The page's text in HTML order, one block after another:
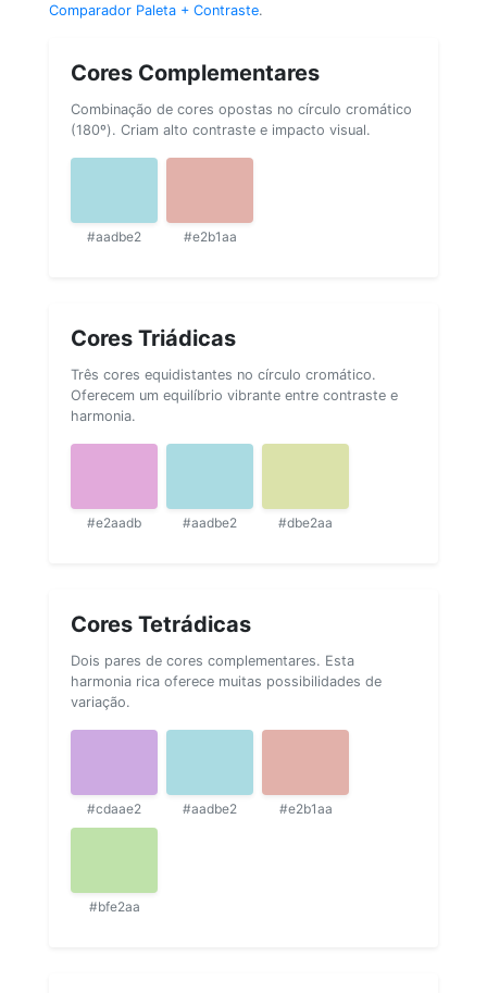
Comparador Paleta + Contraste.
Cores Complementares
Combinação de cores opostas no círculo cromático
(180º). Criam alto contraste e impacto visual.
#aadbe2 #e2b1aa
Cores Triádicas
Três cores equidistantes no círculo cromático.
Oferecem um equilíbrio vibrante entre contraste e
harmonia.
#e2aadb #aadbe2 #dbe2aa
Cores Tetrádicas
Dois pares de cores complementares. Esta
harmonia rica oferece muitas possibilidades de
variação.
#cdaae2 #aadbe2 #e2b1aa
#bfe2aa